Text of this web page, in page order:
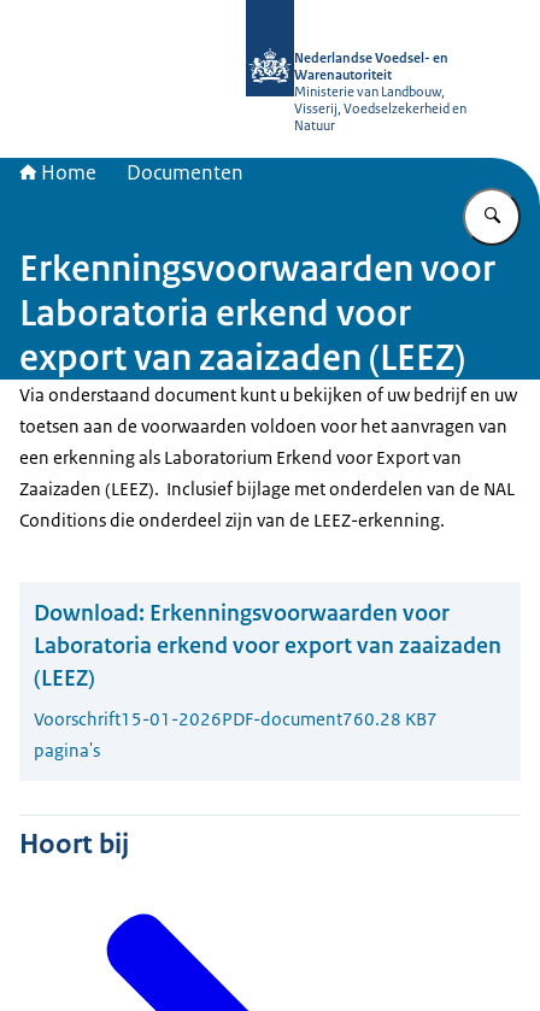
Nederlandse Voedsel- en
Warenautoriteit
Ministerie van Landbouw,
Visserij, Voedselzekerheid en
Natuur
Home Documenten
Erkenningsvoorwaarden voor
Laboratoria erkend voor
export van zaaizaden (LEEZ)
Via onderstaand document kunt u bekijken of uw bedrijf en uw
toetsen aan de voorwaarden voldoen voor het aanvragen van
een erkenning als Laboratorium Erkend voor Export van
Zaaizaden (LEEZ). Inclusief bijlage met onderdelen van de NAL
Conditions die onderdeel zijn van de LEEZ-erkenning.
Download: Erkenningsvoorwaarden voor
Laboratoria erkend voor export van zaaizaden
(LEEZ)
Voorschrift15-01-2026PDF-document760.28 KB7
pagina's
Hoort bij